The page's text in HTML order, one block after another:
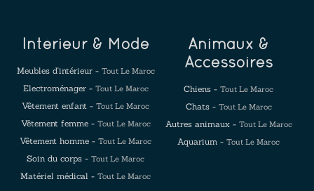
Intérieur & Mode
Meubles d'intérieur - Tout Le Maroc
Electroménager - Tout Le Maroc
Vêtement enfant - Tout Le Maroc
Vêtement femme - Tout Le Maroc
Vêtement homme - Tout Le Maroc
Soin du corps - Tout Le Maroc
Matériel médical - Tout Le Maroc
Animaux &
Accessoires
Chiens - Tout Le Maroc
Chats - Tout Le Maroc
Autres animaux - Tout Le Maroc
Aquarium - Tout Le Maroc